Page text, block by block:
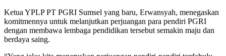
Ketua YPLP PT PGRI Sumsel yang baru, Erwansyah, menegaskan
komitmennya untuk melanjutkan perjuangan para pendiri PGRI
dengan membawa lembaga pendidikan tersebut semakin maju dan
berdaya saing.